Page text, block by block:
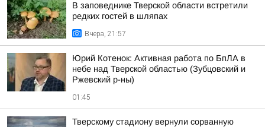
В заповеднике Тверской области встретили
редких гостей в шляпах
Вчера, 21:57
Юрий Котенок: Активная работа по БпЛА в
небе над Тверской областью (Зубцовский и
Ржевский р-ны)
01:45
Тверскому стадиону вернули сорванную